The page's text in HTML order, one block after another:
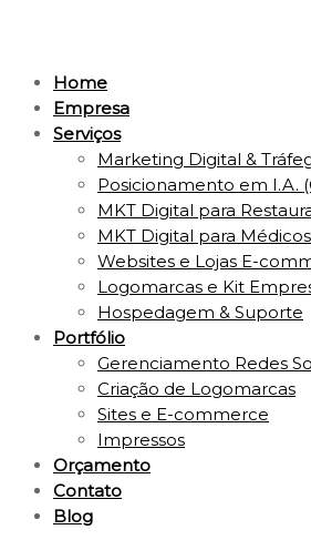
Home
Empresa
Serviços
Marketing Digital &
Posicionamento em I.A.
MKT Digital para
MKT Digital para Médicos
Websites e Lojas E-
Logomarcas e Kit
Hospedagem & Suporte
Portfólio
Gerenciamento Redes
Criação de Logomarcas
Sites e E-commerce
Impressos
Orçamento
Contato
Blog